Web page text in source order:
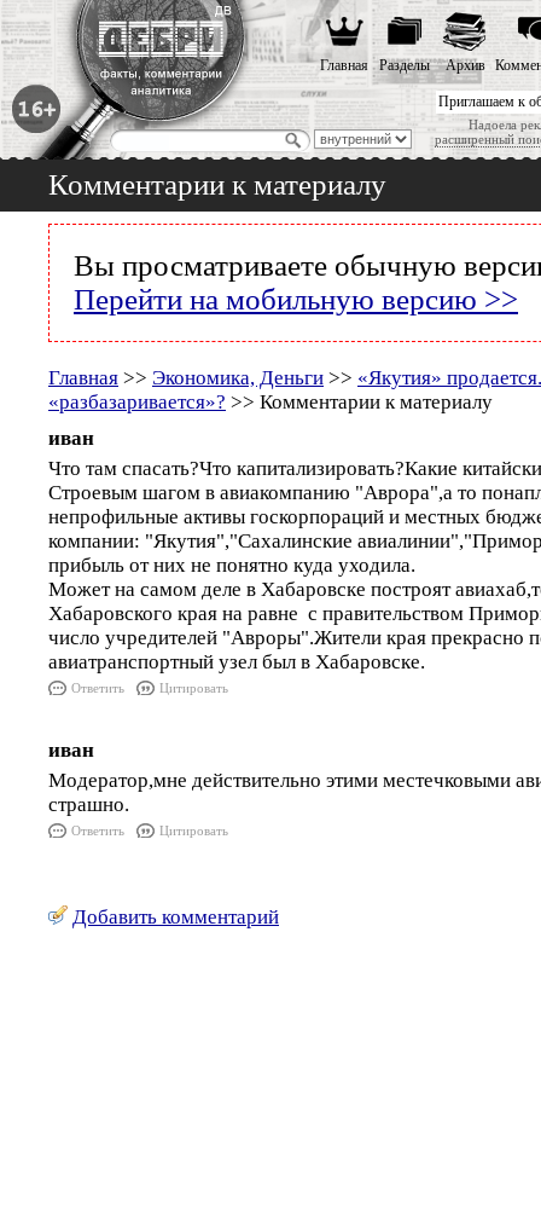
Приглашаем к
Надоела
расширенный
Главная Разделы Архив
Комментарии к материалу
Вы просматриваете обычную
Перейти на мобильную версию >>
Главная >> Экономика, Деньги >> «Якутия»
«разбазаривается»? >> Комментарии к материалу
иван
Что там спасать?Что капитализировать?Какие
Строевым шагом в авиакомпанию "Аврора",а то
непрофильные активы госкорпораций и местных
компании: "Якутия","Сахалинские
прибыль от них не понятно куда уходила.
Может на самом деле в Хабаровске построят
Хабаровского края на равне с правительством
число учредителей "Авроры".Жители края прекрасно
авиатранспортный узел был в Хабаровске.
Ответить Цитировать
иван
Модератор,мне действительно этими местечковыми
страшно.
Ответить Цитировать
Добавить комментарий